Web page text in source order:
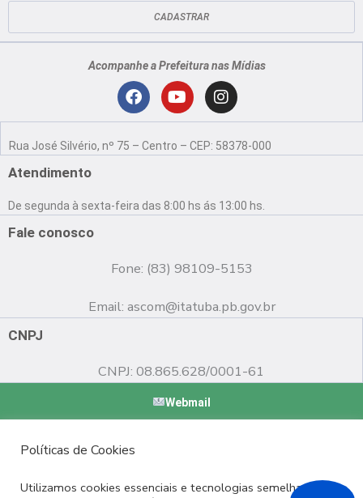
CADASTRAR
Acompanhe a Prefeitura nas Mídias
F
c
o
o
Y
u
b
e
I
n
s
g
r
Rua José Silvério, nº 75 – Centro – CEP: 58378-000
Atendimento
De segunda à sexta-feira das 8:00 hs ás 13:00 hs.
Fale conosco
Fone: (83) 98109-5153
Email: ascom@itatuba.pb.gov.br
CNPJ
CNPJ: 08.865.628/0001-61
Webmail
Políticas de Cookies
Utilizamos cookies essenciais e tecnologias semelhantes de